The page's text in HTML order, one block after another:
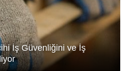
İş Güvenliğini ve İş